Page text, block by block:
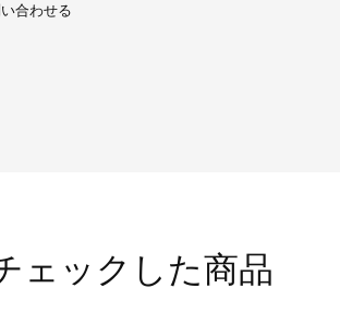
合わせる
ェックした商品